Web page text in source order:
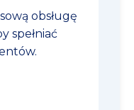
obsługę
spełniać